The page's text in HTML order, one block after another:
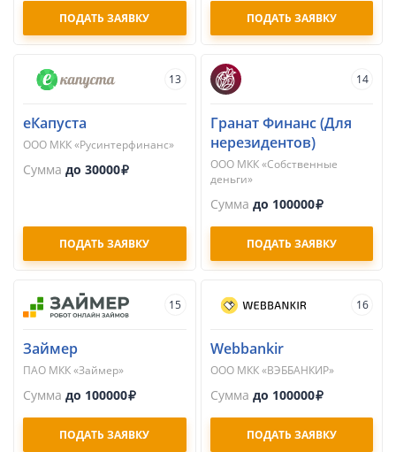
ПОДАТЬ ЗАЯВКУ ПОДАТЬ ЗАЯВКУ
13
еКапуста
ООО МКК «Русинтерфинанс»
Сумма до 30000
ПОДАТЬ ЗАЯВКУ
14
Гранат Финанс (Для
нерезидентов)
ООО МКК «Собственные
деньги»
Сумма до 100000
ПОДАТЬ ЗАЯВКУ
15
Займер
ПАО МКК «Займер»
Сумма до 100000
ПОДАТЬ ЗАЯВКУ
16
Webbankir
ООО МКК «ВЭББАНКИР»
Сумма до 100000
ПОДАТЬ ЗАЯВКУ